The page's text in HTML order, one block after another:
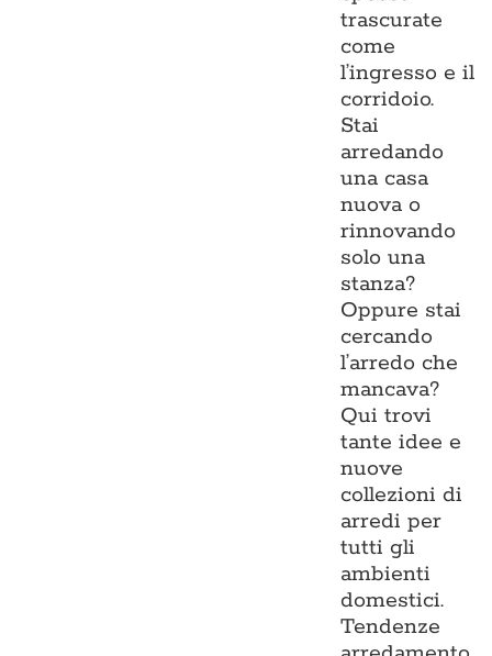
trascurate
come
l’ingresso e il
corridoio.
Stai
arredando
una casa
nuova o
rinnovando
solo una
stanza?
Oppure stai
cercando
l’arredo che
mancava?
Qui trovi
tante idee e
nuove
collezioni di
arredi per
tutti gli
ambienti
domestici.
Tendenze